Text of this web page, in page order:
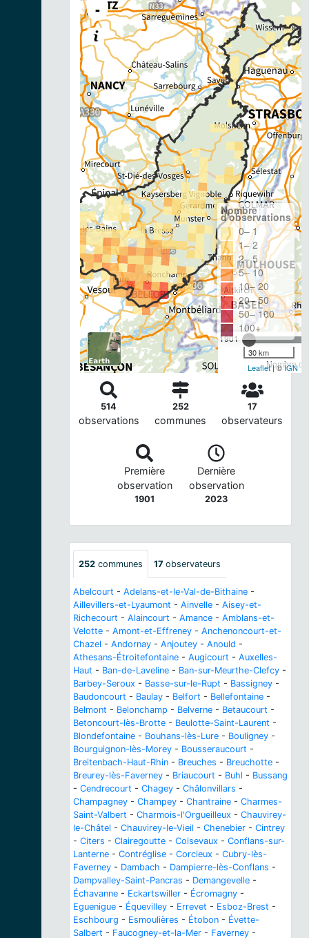
-
1901
Nombre
Nombre
d'observations
0– 1
1– 2
2– 5
5– 10
10– 20
20– 50
50– 100
100+
30 km
Leaflet| ©IGN
514
observations
252
communes
17
observateurs
Première
observation
1901
Dernière
observation
2023
252 communes 17 observateurs
Abelcourt - Adelans-et-le-Val-de-Bithaine -
Aillevillers-et-Lyaumont - Ainvelle - Aisey-et-
Richecourt - Alaincourt - Amance - Amblans-et-
Velotte - Amont-et-Effreney - Anchenoncourt-et-
Chazel - Andornay - Anjoutey - Anould -
Athesans-Étroitefontaine - Augicourt - Auxelles-
Haut - Ban-de-Laveline - Ban-sur-Meurthe-Clefcy -
Barbey-Seroux - Basse-sur-le-Rupt - Bassigney -
Baudoncourt - Baulay - Belfort - Bellefontaine -
Belmont - Belonchamp - Belverne - Betaucourt -
Betoncourt-lès-Brotte - Beulotte-Saint-Laurent -
Blondefontaine - Bouhans-lès-Lure - Bouligney -
Bourguignon-lès-Morey - Bousseraucourt -
Breitenbach-Haut-Rhin - Breuches - Breuchotte -
Breurey-lès-Faverney - Briaucourt - Buhl - Bussang
- Cendrecourt - Chagey - Châlonvillars -
Champagney - Champey - Chantraine - Charmes-
Saint-Valbert - Charmois-l'Orgueilleux - Chauvirey-
le-Châtel - Chauvirey-le-Vieil - Chenebier - Cintrey
- Citers - Clairegoutte - Coisevaux - Conflans-sur-
Lanterne - Contréglise - Corcieux - Cubry-lès-
Faverney - Dambach - Dampierre-lès-Conflans -
Dampvalley-Saint-Pancras - Demangevelle -
Échavanne - Eckartswiller - Écromagny -
Eguenigue - Équevilley - Errevet - Esboz-Brest -
Eschbourg - Esmoulières - Étobon - Évette-
Salbert - Faucogney-et-la-Mer - Faverney -